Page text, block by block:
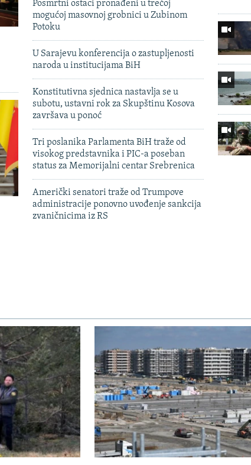
Posmrtni ostaci pronađeni u trećoj
mogućoj masovnoj grobnici u Zubinom
Potoku
U Sarajevu konferencija o zastupljenosti
naroda u institucijama BiH
Konstitutivna sjednica nastavlja se u
subotu, ustavni rok za Skupštinu Kosova
završava u ponoć
Tri poslanika Parlamenta BiH traže od
visokog predstavnika i PIC-a poseban
status za Memorijalni centar Srebrenica
Američki senatori traže od Trumpove
administracije ponovno uvođenje sankcija
zvaničnicima iz RS